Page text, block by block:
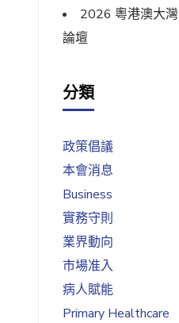
2026 粵港澳大
論壇
分類
政策倡議
本會消息
Business
實務守則
業界動向
市場准入
病人賦能
Primary Healthcare